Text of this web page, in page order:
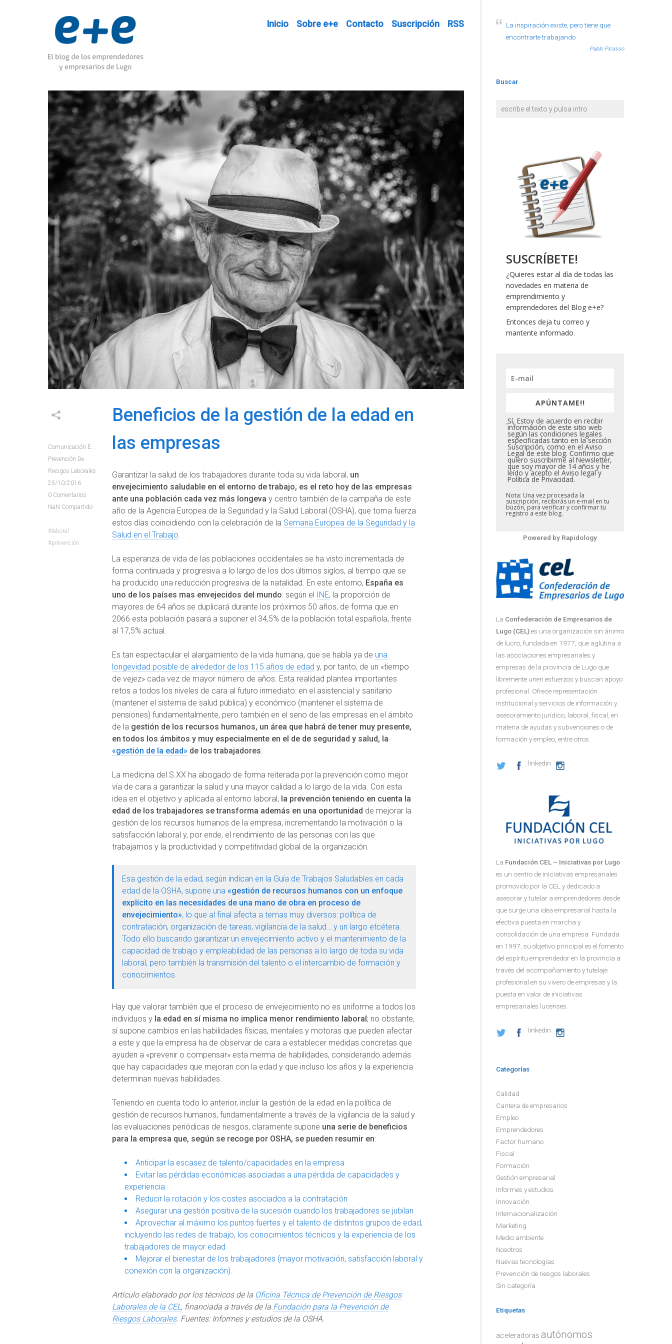
Inicio Sobre e+e Contacto Suscripción RSS
Prevención De
Riesgos Laborales
25/10/2016
0 Comentarios
NaN Compartido
laboral
prevención
Beneficios de la gestión de la edad en
las empresas
Garantizar la salud de los trabajadores durante toda su vida laboral, un
envejecimiento saludable en el entorno de trabajo, es el reto hoy de las empresas
ante una población cada vez más longeva y centro también de la campaña de este
año de la Agencia Europea de la Seguridad y la Salud Laboral (OSHA), que toma fuerza
estos días coincidiendo con la celebración de la Semana Europea de la Seguridad y la
Salud en el Trabajo
La esperanza de vida de las poblaciones occidentales se ha visto incrementada de
forma continuada y progresiva a lo largo de los dos últimos siglos, al tiempo que se
ha producido una reducción progresiva de la natalidad. En este entorno, España es
uno de los países mas envejecidos del mundo: según el INE, la proporción de
mayores de 64 años se duplicará durante los próximos 50 años, de forma que en
2066 esta población pasará a suponer el 34,5% de la población total española, frente
al 17,5% actual.
Es tan espectacular el alargamiento de la vida humana, que se habla ya de una
longevidad posible de alrededor de los 115 años de edad y, por tanto, de un «tiempo
de vejez» cada vez de mayor número de años. Esta realidad plantea importantes
retos a todos los niveles de cara al futuro inmediato: en el asistencial y sanitario
(mantener el sistema de salud pública) y económico (mantener el sistema de
pensiones) fundamentalmente, pero también en el seno de las empresas en el ámbito
de la gestión de los recursos humanos, un área que habrá de tener muy presente,
en todos los ámbitos y muy especialmente en el de de seguridad y salud, la
«gestión de la edad» de los trabajadores
La medicina del S.XX ha abogado de forma reiterada por la prevención como mejor
vía de cara a garantizar la salud y una mayor calidad a lo largo de la vida. Con esta
idea en el objetivo y aplicada al entorno laboral, la prevención teniendo en cuenta la
edad de los trabajadores se transforma además en una oportunidad de mejorar la
gestión de los recursos humanos de la empresa, incrementando la motivación o la
satisfacción laboral y, por ende, el rendimiento de las personas con las que
trabajamos y la productividad y competitividad global de la organización.
Esa gestión de la edad, según indican en la Guía de Trabajos Saludables en cada
edad de la OSHA, supone una «gestión de recursos humanos con un enfoque
explícito en las necesidades de una mano de obra en proceso de
envejecimiento», lo que al final afecta a temas muy diversos: política de
contratación, organización de tareas, vigilancia de la salud… y un largo etcétera.
Todo ello buscando garantizar un envejecimiento activo y el mantenimiento de la
capacidad de trabajo y empleabilidad de las personas a lo largo de toda su vida
laboral, pero también la transmisión del talento o el intercambio de formación y
conocimientos.
Hay que valorar también que el proceso de envejecimiento no es uniforme a todos los
individuos y la edad en sí misma no implica menor rendimiento laboral; no obstante,
sí supone cambios en las habilidades físicas, mentales y motoras que pueden afectar
a este y que la empresa ha de observar de cara a establecer medidas concretas que
ayuden a «prevenir o compensar» esta merma de habilidades, considerando además
que hay capacidades que mejoran con la edad y que incluso los años y la experiencia
determinan nuevas habilidades.
Teniendo en cuenta todo lo anterior, incluir la gestión de la edad en la política de
gestión de recursos humanos, fundamentalmente a través de la vigilancia de la salud y
las evaluaciones periódicas de riesgos, claramente supone una serie de beneficios
para la empresa que, según se recoge por OSHA, se pueden resumir en:
Anticipar la escasez de talento/capacidades en la empresa
Evitar las pérdidas económicas asociadas a una pérdida de capacidades y
experiencia
Reducir la rotación y los costes asociados a la contratación
Asegurar una gestión positiva de la sucesión cuando los trabajadores se jubilan
Aprovechar al máximo los puntos fuertes y el talento de distintos grupos de edad,
incluyendo las redes de trabajo, los conocimientos técnicos y la experiencia de los
trabajadores de mayor edad
Mejorar el bienestar de los trabajadores (mayor motivación, satisfacción laboral y
conexión con la organización).
Artículo elaborado por los técnicos de la Oficina Técnica de Prevención de Riesgos
Laborales de la CEL , financiada a través de la Fundación para la Prevención de
Riesgos Laborales. Fuentes: Informes y estudios de la OSHA.
La inspiración existe, pero tiene que
encontrarte trabajando
Pablo Picasso
Buscar
SUSCRÍBETE!
¿Quieres estar al día de todas las
novedades en materia de
emprendimiento y
emprendedores del Blog e+e?
Entonces deja tu correo y
mantente informado.
APÚNTAME!!
Sí, Estoy de acuerdo en recibir
información de este sitio web
según las condiciones legales
especificadas tanto en la sección
Suscripción, como en el Aviso
Legal de este blog. Confirmo que
quiero suscribirme al Newsletter,
que soy mayor de 14 años y he
leído y acepto el Aviso legal y
Política de Privacidad.
Nota: Una vez procesada la
suscripción, recibirás un e-mail en tu
buzón, para verificar y confirmar tu
registro a este blog.
Powered by Rapidology
La Confederación de Empresarios de
Lugo (CEL)es una organización sin ánimo
de lucro, fundada en 1977, que aglutina a
las asociaciones empresariales y
empresas de la provincia de Lugo que
libremente unen esfuerzos y buscan apoyo
profesional. Ofrece representación
institucional y servicios de información y
asesoramiento jurídico, laboral, fiscal, en
materia de ayudas y subvenciones o de
formación y empleo, entre otros.
linkedin
La Fundación CEL – Iniciativas por Lugo
es un centro de iniciativas empresariales
promovido por la CEL y dedicado a
asesorar y tutelar a emprendedores desde
que surge una idea empresarial hasta la
efectiva puesta en marcha y
consolidación de una empresa. Fundada
en 1997, su objetivo principal es el fomento
del espíritu emprendedor en la provincia a
través del acompañamiento y tutelaje
profesional en su vivero de empresas y la
puesta en valor de iniciativas
empresariales lucenses.
linkedin
Categorías
Calidad
Cantera de empresarios
Empleo
Emprendedores
Factor humano
Fiscal
Formación
Gestión empresarial
Informes y estudios
Innovación
Internacionalización
Marketing
Medio ambiente
Nosotros
Nuevas tecnologías
Prevención de riesgos laborales
Sin categoría
Etiquetas
aceleradoras autónomos